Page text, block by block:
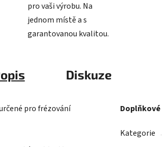
pro vaši výrobu. Na
jednom místě a s
garantovanou kvalitou.
Diskuze
pro frézování
Kategorie